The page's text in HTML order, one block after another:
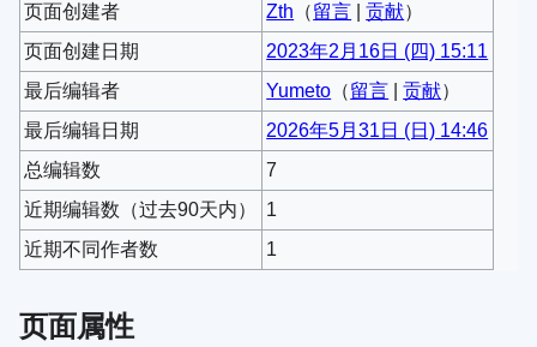
页面创建者 Zth （留言 |贡献）
页面创建日期
2023年2月16日 (四) 15:11
最后编辑者
Yumeto （留言 |贡献）
最后编辑日期
2026年5月31日 (日) 14:46
总编辑数
7
近期编辑数（过去90天内）
1
近期不同作者数
1
页面属性